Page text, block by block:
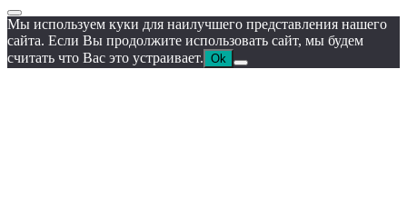
Мы используем куки для наилучшего представления нашего
сайта. Если Вы продолжите использовать сайт, мы будем
считать что Вас это устраивает. Ok